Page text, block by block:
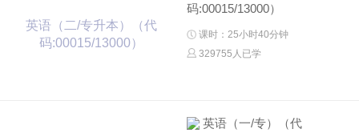
英语（二/专升本）（代
码:00015/13000）
码:00015/13000）
课时：25小时40分钟
329755人已学
英语（一/专）（代